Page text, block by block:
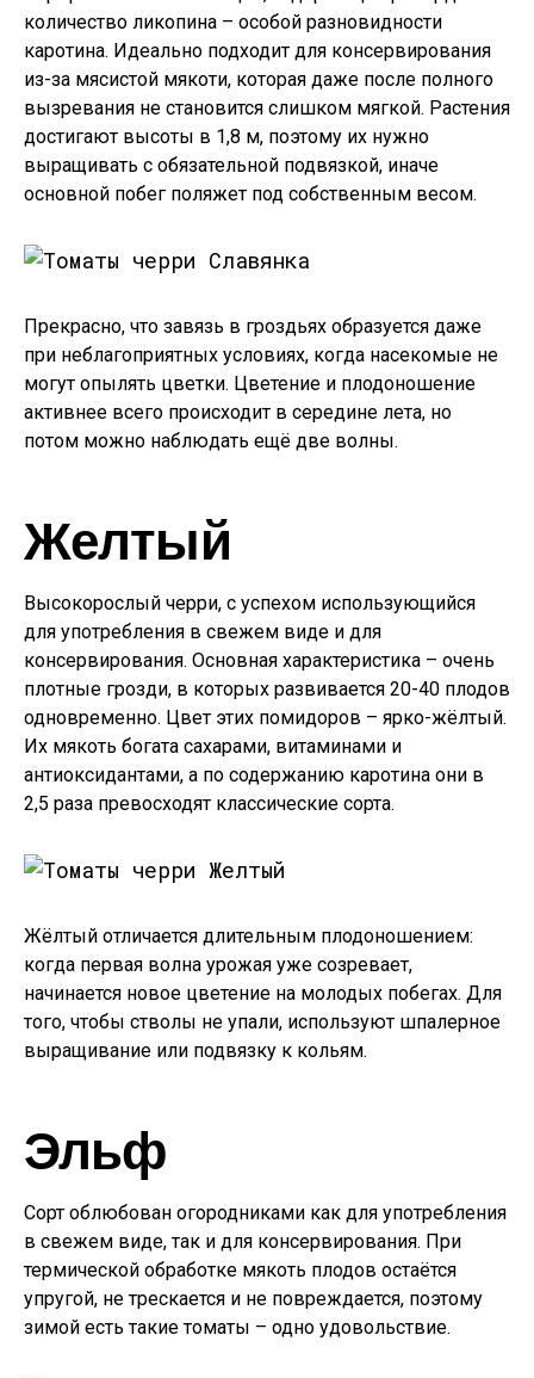
количество ликопина – особой разновидности
каротина. Идеально подходит для консервирования
из-за мясистой мякоти, которая даже после полного
вызревания не становится слишком мягкой. Растения
достигают высоты в 1,8 м, поэтому их нужно
выращивать с обязательной подвязкой, иначе
основной побег поляжет под собственным весом.
Прекрасно, что завязь в гроздьях образуется даже
при неблагоприятных условиях, когда насекомые не
могут опылять цветки. Цветение и плодоношение
активнее всего происходит в середине лета, но
потом можно наблюдать ещё две волны.
Желтый
Высокорослый черри, с успехом использующийся
для употребления в свежем виде и для
консервирования. Основная характеристика – очень
плотные грозди, в которых развивается 20-40 плодов
одновременно. Цвет этих помидоров – ярко-жёлтый.
Их мякоть богата сахарами, витаминами и
антиоксидантами, а по содержанию каротина они в
2,5 раза превосходят классические сорта.
Жёлтый отличается длительным плодоношением:
когда первая волна урожая уже созревает,
начинается новое цветение на молодых побегах. Для
того, чтобы стволы не упали, используют шпалерное
выращивание или подвязку к кольям.
Эльф
Сорт облюбован огородниками как для употребления
в свежем виде, так и для консервирования. При
термической обработке мякоть плодов остаётся
упругой, не трескается и не повреждается, поэтому
зимой есть такие томаты – одно удовольствие.